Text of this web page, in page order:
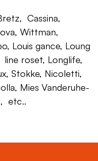
Cassina,
Wittman,
Louis gance, Loung
line roset, Longlife,
Stokke, Nicoletti,
Mies Vanderuhe-
etc..